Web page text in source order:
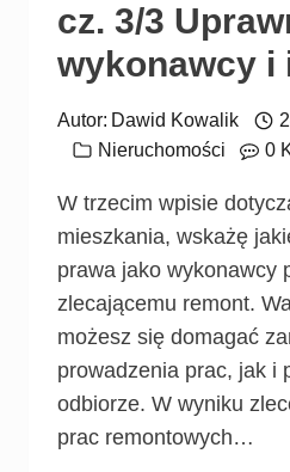
cz. 3/3
wykonawcy i
Autor: Dawid Kowalik
Nieruchomości
0
W trzecim wpisie
mieszkania, wskażę
prawa jako wykonawcy
zlecającemu remont.
możesz się domagać
prowadzenia prac, jak i
odbiorze. W wyniku
prac remontowych…